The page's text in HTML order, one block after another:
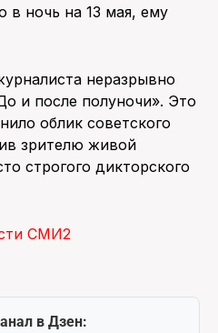
в ночь на 13 мая, ему
неразрывно
и после полуночи». Это
облик советского
зрителю живой
строгого дикторского
СМИ2
в Дзен: